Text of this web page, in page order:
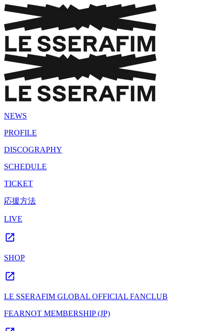
NEWS
PROFILE
DISCOGRAPHY
SCHEDULE
TICKET
応援方法
LIVE
SHOP
LE SSERAFIM GLOBAL OFFICIAL FANCLUB
FEARNOT MEMBERSHIP (JP)